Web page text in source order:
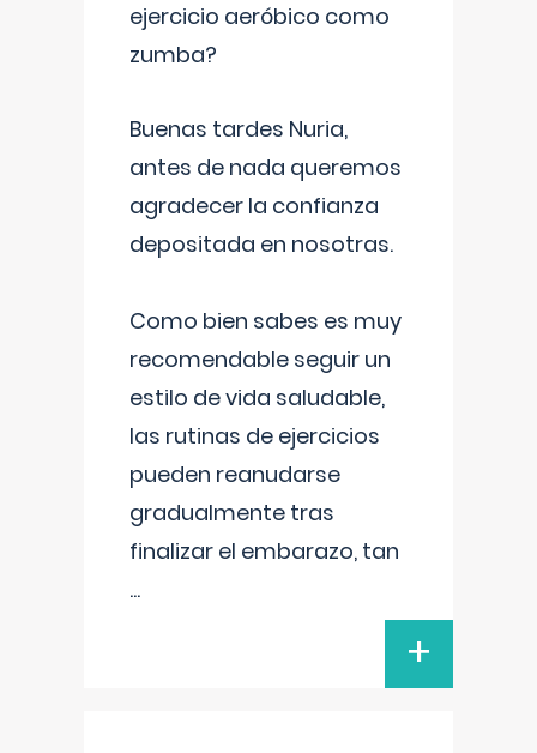
ejercicio aeróbico como
zumba?
Buenas tardes Nuria,
antes de nada queremos
agradecer la confianza
depositada en nosotras.
Como bien sabes es muy
recomendable seguir un
estilo de vida saludable,
las rutinas de ejercicios
pueden reanudarse
gradualmente tras
finalizar el embarazo, tan
...
+